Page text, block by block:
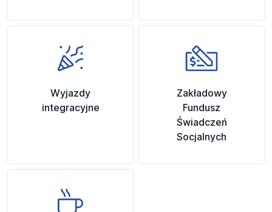
Wyjazdy
integracyjne
Zakładowy
Fundusz
Świadczeń
Socjalnych